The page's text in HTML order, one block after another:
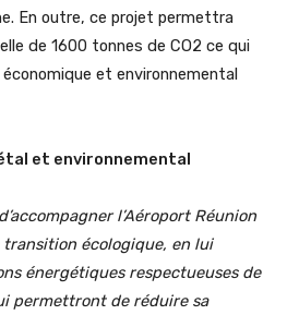
En outre, ce projet permettra
de 1600 tonnes de CO2 ce qui
et environnemental
et environnemental
l’Aéroport Réunion
transition écologique, en lui
énergétiques respectueuses de
permettront de réduire sa